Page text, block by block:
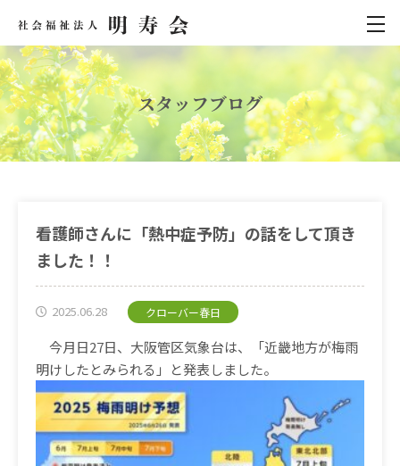
スタッフブログ
看護師さんに「熱中症予防」の話をして頂き
ました！！
2025.06.28 クローバー春日
今月日27日、大阪管区気象台は、「近畿地方が梅雨
明けしたとみられる」と発表しました。